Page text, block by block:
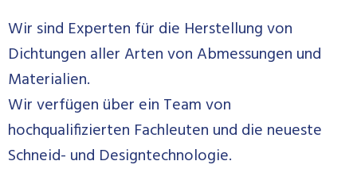
Wir sind Experten für die Herstellung von
Dichtungen aller Arten von Abmessungen und
Materialien.
Wir verfügen über ein Team von
hochqualifizierten Fachleuten und die neueste
Schneid- und Designtechnologie.